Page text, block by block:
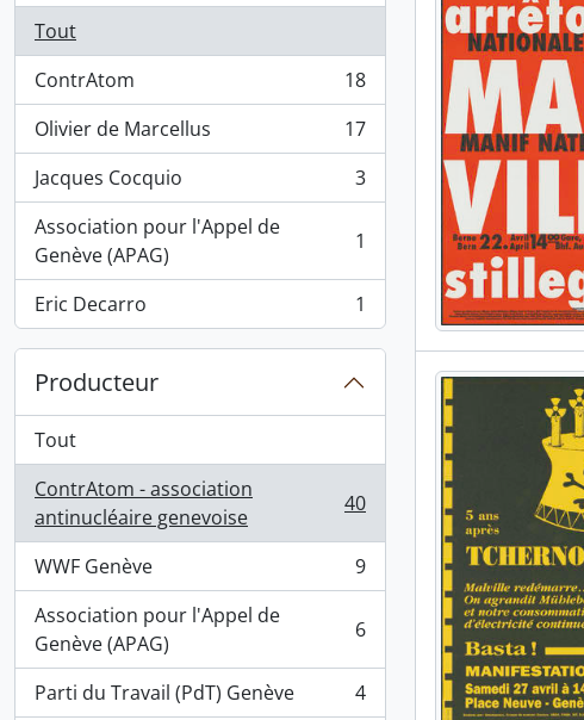
Tout
ContrAtom
, 18 résultats
18
Olivier de Marcellus
, 17 résultats
17
Jacques Cocquio
, 3 résultats
3
Association pour l'Appel de
Genève (APAG)
, 1 résultats 1
Eric Decarro
, 1 résultats 1
Producteur
Tout
ContrAtom - association
antinucléaire genevoise
, 40 résultats 40
WWF Genève
, 9 résultats
9
Association pour l'Appel de
Genève (APAG)
, 6 résultats 6
Parti du Travail (PdT) Genève
, 4 résultats
4